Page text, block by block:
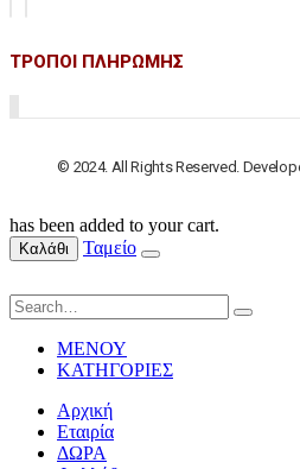
ΤΡΟΠΟΙ ΠΛΗΡΩΜΗΣ
© 2024. All Rights Reserved.
has been added to your cart.
Καλάθι Ταμείο
ΜΕΝΟΥ
ΚΑΤΗΓΟΡΙΕΣ
Αρχική
Εταιρία
ΔΩΡΑ